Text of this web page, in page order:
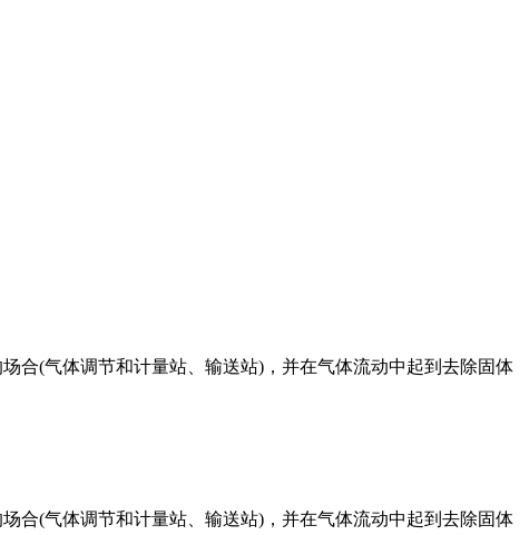
合(气体调节和计量站、输送站)，并在气体流动中起到去除固体
合(气体调节和计量站、输送站)，并在气体流动中起到去除固体